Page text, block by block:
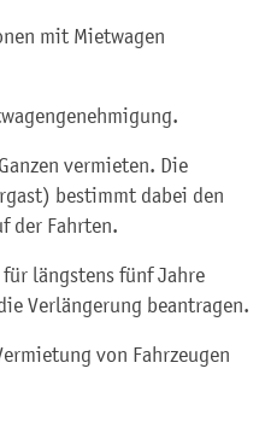
mit Mietwagen
vermieten. Die
bestimmt dabei den
der Fahrten.
längstens fünf Jahre
Verlängerung beantragen.
von Fahrzeugen